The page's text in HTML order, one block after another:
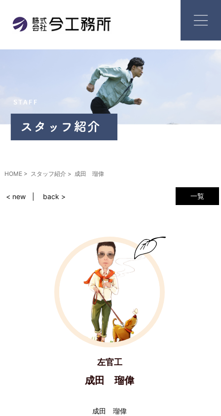
HOME スタッフ紹介 成田 瑠偉
一覧
< new back >
左官工
成田 瑠偉
成田 瑠偉